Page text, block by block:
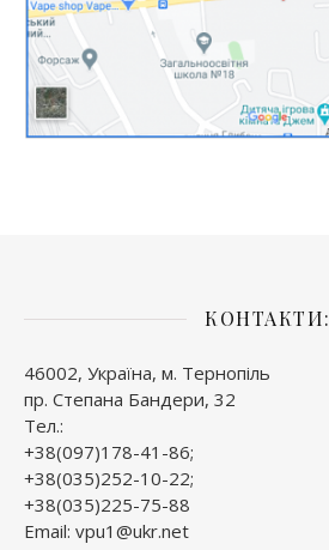
КОНТАКТИ:
46002, Україна, м. Тернопіль
пр. Степана Бандери, 32
Тел.:
+38(097)178-41-86;
+38(035)252-10-22;
+38(035)225-75-88
Email: vpu1@ukr.net